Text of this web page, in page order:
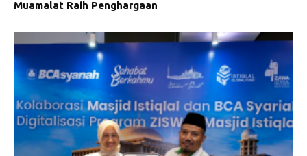
Muamalat Raih Penghargaan